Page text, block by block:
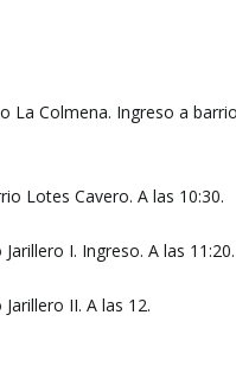
La Colmena. Ingreso a
Lotes Cavero. A las 10:30.
I. Ingreso. A las 11:20.
II. A las 12.